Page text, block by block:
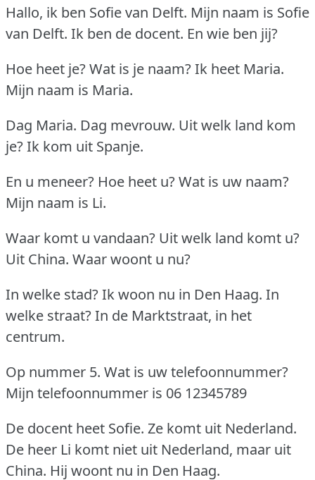
Hallo, ik ben Sofie van Delft. Mijn naam is Sofie
van Delft. Ik ben de docent. En wie ben jij?
Hoe heet je?Wat is je naam?Ik heet Maria.
Mijn naam is Maria.
Dag Maria. Dag mevrouw. Uit welk land kom
je?Ik kom uit Spanje.
En u meneer? Hoe heet u?Wat is uw naam?
Mijn naam is Li.
Waar komt u vandaan? Uit welk land komt u?
Uit China. Waar woont u nu?
In welke stad?Ik woon nu in Den Haag. In
welke straat?In de Marktstraat, in het
centrum.
Op nummer 5. Wat is uw telefoonnummer?
Mijn telefoonnummer is 06 12345789
De docent heet Sofie. Ze komt uit Nederland.
De heer Li komt niet uit Nederland, maar uit
China. Hij woont nu in Den Haag.